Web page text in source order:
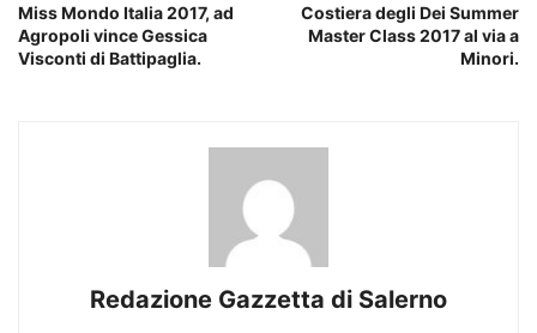
Miss Mondo Italia 2017, ad
Agropoli vince Gessica
Visconti di Battipaglia.
Costiera degli Dei Summer
Master Class 2017 al via a
Minori.
Redazione Gazzetta di Salerno